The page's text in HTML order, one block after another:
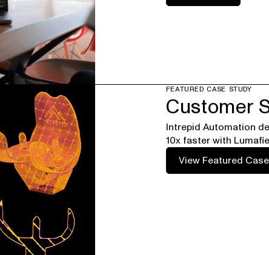
FEATURED CASE STUDY
Customer
Intrepid Automation
10x faster with
View Featured